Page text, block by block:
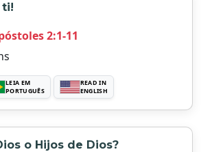
ti!
2:1-11
LEIA EM
PORTUGUÊS
READ IN
ENGLISH
o Hijos de Dios?